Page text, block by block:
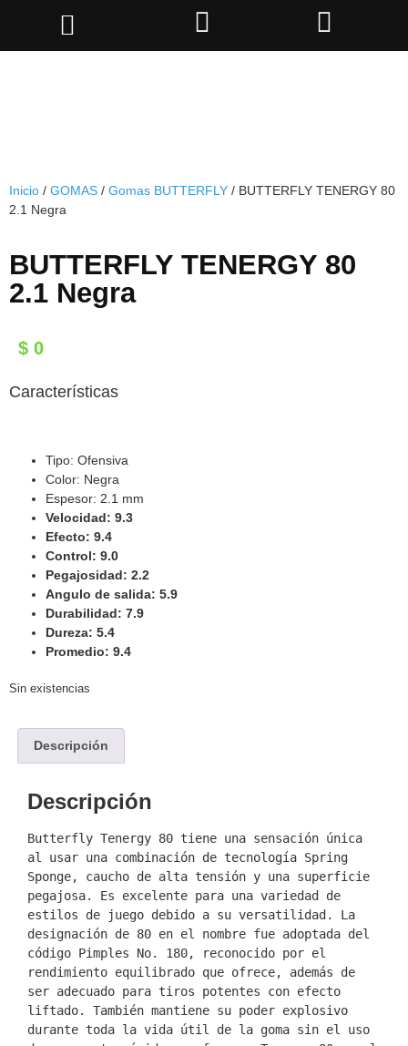
Inicio / GOMAS / Gomas BUTTERFLY / BUTTERFLY TENERGY 80
2.1 Negra
BUTTERFLY TENERGY 80
2.1 Negra
$ 0
Características
Tipo: Ofensiva
Color: Negra
Espesor: 2.1 mm
Velocidad: 9.3
Efecto: 9.4
Control: 9.0
Pegajosidad: 2.2
Angulo de salida: 5.9
Durabilidad: 7.9
Dureza: 5.4
Promedio: 9.4
Sin existencias
Descripción
Descripción
Butterfly Tenergy 80 tiene una sensación única
al usar una combinación de tecnología Spring
Sponge, caucho de alta tensión y una superficie
pegajosa. Es excelente para una variedad de
estilos de juego debido a su versatilidad. La
designación de 80 en el nombre fue adoptada del
código Pimples No. 180, reconocido por el
rendimiento equilibrado que ofrece, además de
ser adecuado para tiros potentes con efecto
liftado. También mantiene su poder explosivo
durante toda la vida útil de la goma sin el uso